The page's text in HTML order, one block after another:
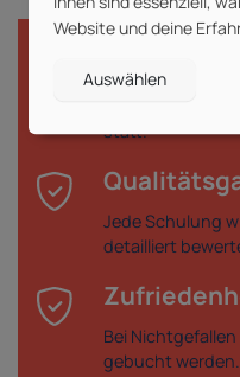
Deine
statt.
Jede Schulung
detailliert
Bei
gebucht werden.
Website und deine
Auswählen